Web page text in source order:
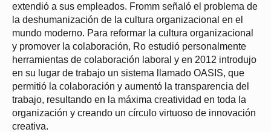
extendió a sus empleados. Fromm señaló el problema de
la deshumanización de la cultura organizacional en el
mundo moderno. Para reformar la cultura organizacional
y promover la colaboración, Ro estudió personalmente
herramientas de colaboración laboral y en 2012 introdujo
en su lugar de trabajo un sistema llamado OASIS, que
permitió la colaboración y aumentó la transparencia del
trabajo, resultando en la máxima creatividad en toda la
organización y creando un círculo virtuoso de innovación
creativa.